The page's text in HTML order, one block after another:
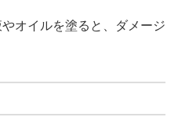
オイルを塗ると、ダメージ